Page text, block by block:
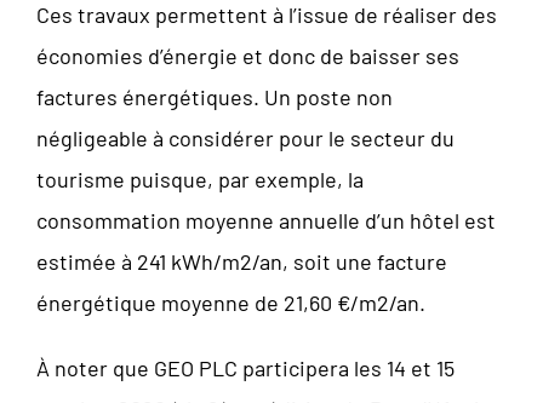
Ces travaux permettent à l’issue de réaliser des
économies d’énergie et donc de baisser ses
factures énergétiques. Un poste non
négligeable à considérer pour le secteur du
tourisme puisque, par exemple, la
consommation moyenne annuelle d’un hôtel est
estimée à 241 kWh/m2/an, soit une facture
énergétique moyenne de 21,60 €/m2/an.
À noter que GEO PLC participera les 14 et 15